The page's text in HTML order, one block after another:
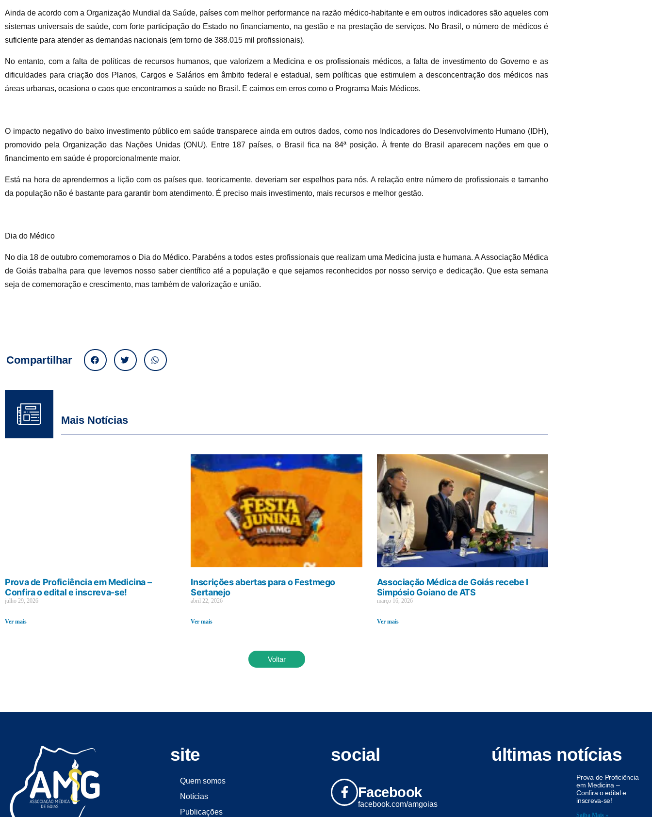
Ainda de acordo com a Organização Mundial da Saúde, países com melhor performance na razão médico-habitante e em outros indicadores são aqueles com
sistemas universais de saúde, com forte participação do Estado no financiamento, na gestão e na prestação de serviços. No Brasil, o número de médicos é
suficiente para atender as demandas nacionais (em torno de 388.015 mil profissionais).
No entanto, com a falta de políticas de recursos humanos, que valorizem a Medicina e os profissionais médicos, a falta de investimento do Governo e as
dificuldades para criação dos Planos, Cargos e Salários em âmbito federal e estadual, sem políticas que estimulem a desconcentração dos médicos nas
áreas urbanas, ocasiona o caos que encontramos a saúde no Brasil. E caimos em erros como o Programa Mais Médicos.
O impacto negativo do baixo investimento público em saúde transparece ainda em outros dados, como nos Indicadores do Desenvolvimento Humano (IDH),
promovido pela Organização das Nações Unidas (ONU). Entre 187 países, o Brasil fica na 84ª posição. À frente do Brasil aparecem nações em que o
financimento em saúde é proporcionalmente maior.
Está na hora de aprendermos a lição com os países que, teoricamente, deveriam ser espelhos para nós. A relação entre número de profissionais e tamanho
da população não é bastante para garantir bom atendimento. É preciso mais investimento, mais recursos e melhor gestão.
Dia do Médico
No dia 18 de outubro comemoramos o Dia do Médico. Parabéns a todos estes profissionais que realizam uma Medicina justa e humana. A Associação Médica
de Goiás trabalha para que levemos nosso saber científico até a população e que sejamos reconhecidos por nosso serviço e dedicação. Que esta semana
seja de comemoração e crescimento, mas também de valorização e união.
Compartilhar
Mais Notícias
Prova de Proficiência em Medicina –
Confira o edital e inscreva-se!
julho 29, 2026
Ver mais
Inscrições abertas para o Festmego
Sertanejo
abril 22, 2026
Ver mais
Associação Médica de Goiás recebe I
Simpósio Goiano de ATS
março 16, 2026
Ver mais
Voltar
site
Quem somos
Notícias
Publicações
social
Facebook
facebook.com/amgoias
últimas notícias
Prova de Proficiência
em Medicina –
Confira o edital e
inscreva-se!
Saiba Mais »